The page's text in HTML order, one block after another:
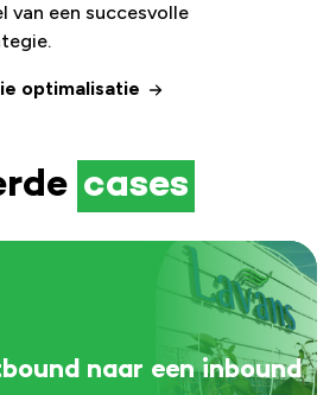
van een succesvolle
optimalisatie
cases
naar een inbound